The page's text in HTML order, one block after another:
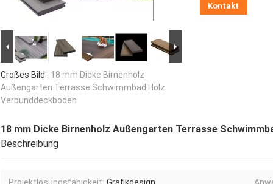
Großes Bild : 18 mm Dicke Birnenholz
Außengarten Terrasse Schwimmbad Holz
Verbunddeckboden
Kontakt
18 mm Dicke Birnenholz Außengarten Terrasse
Beschreibung